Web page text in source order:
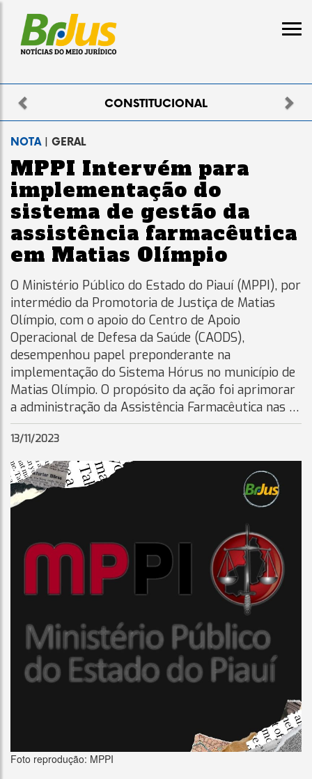
ELEITORAL
Previous
NOTA| GERAL
MPPI Intervém para
implementação do
sistema de gestão da
assistência farmacêutica
em Matias Olímpio
O Ministério Público do Estado do Piauí (MPPI), por
intermédio da Promotoria de Justiça de Matias
Olímpio, com o apoio do Centro de Apoio
Operacional de Defesa da Saúde (CAODS),
desempenhou papel preponderante na
implementação do Sistema Hórus no município de
Matias Olímpio. O propósito da ação foi aprimorar
a administração da Assistência Farmacêutica nas …
13/11/2023
Foto reprodução: MPPI